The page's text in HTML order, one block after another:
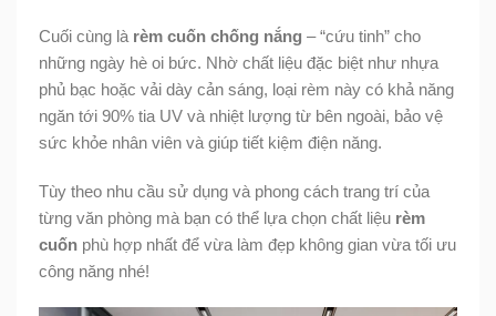
Cuối cùng là rèm cuốn chống nắng – “cứu tinh” cho
những ngày hè oi bức. Nhờ chất liệu đặc biệt như nhựa
phủ bạc hoặc vải dày cản sáng, loại rèm này có khả năng
ngăn tới 90% tia UV và nhiệt lượng từ bên ngoài, bảo vệ
sức khỏe nhân viên và giúp tiết kiệm điện năng.
Tùy theo nhu cầu sử dụng và phong cách trang trí của
từng văn phòng mà bạn có thể lựa chọn chất liệu rèm
cuốn phù hợp nhất để vừa làm đẹp không gian vừa tối ưu
công năng nhé!